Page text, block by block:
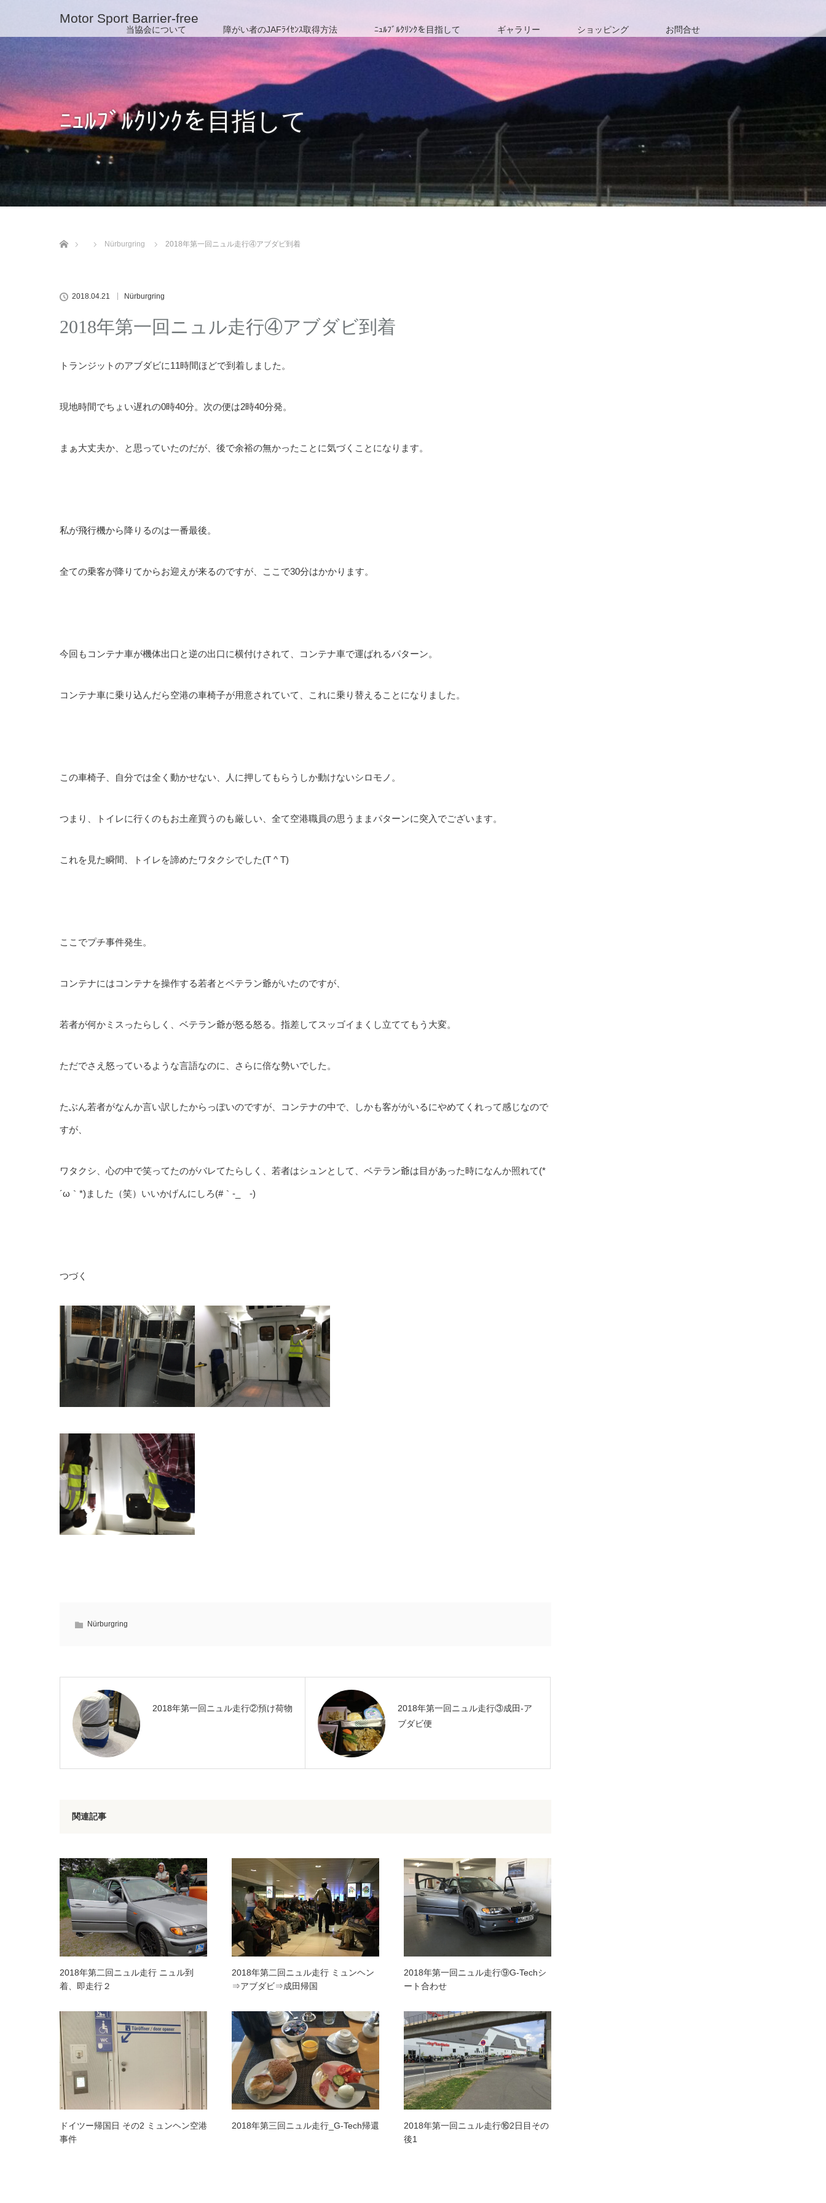
Motor Sport Barrier-free
当協会について 障がい者のJAFﾗｲｾﾝｽ取得方法 ﾆｭﾙﾌﾞﾙｸﾘﾝｸを目指して ギャラリー ショッピング お問合せ
ﾆｭﾙﾌﾞﾙｸﾘﾝｸを目指して
Nürburgring
2018年第一回ニュル走行④アブダビ到着
2018.04.21 Nürburgring
2018年第一回ニュル走行④アブダビ到着
トランジットのアブダビに11時間ほどで到着しました。
現地時間でちょい遅れの0時40分。次の便は2時40分発。
まぁ大丈夫か、と思っていたのだが、後で余裕の無かったことに気づくことになります。
私が飛行機から降りるのは一番最後。
全ての乗客が降りてからお迎えが来るのですが、ここで30分はかかります。
今回もコンテナ車が機体出口と逆の出口に横付けされて、コンテナ車で運ばれるパターン。
コンテナ車に乗り込んだら空港の車椅子が用意されていて、これに乗り替えることになりました。
この車椅子、自分では全く動かせない、人に押してもらうしか動けないシロモノ。
つまり、トイレに行くのもお土産買うのも厳しい、全て空港職員の思うままパターンに突入でございます。
これを見た瞬間、トイレを諦めたワタクシでした(T ^ T)
ここでプチ事件発生。
コンテナにはコンテナを操作する若者とベテラン爺がいたのですが、
若者が何かミスったらしく、ベテラン爺が怒る怒る。指差してスッゴイまくし立ててもう大変。
ただでさえ怒っているような言語なのに、さらに倍な勢いでした。
たぶん若者がなんか言い訳したからっぽいのですが、コンテナの中で、しかも客ががいるにやめてくれって感じなので
すが、
ワタクシ、心の中で笑ってたのがバレてたらしく、若者はシュンとして、ベテラン爺は目があった時になんか照れて(*
´ω｀*)ました（笑）いいかげんにしろ(#｀-_ゝ-)
つづく
Nürburgring
2018年第一回ニュル走行②預け荷物
2018年第一回ニュル走行③成田-ア
ブダビ便
関連記事
2018年第二回ニュル走行 ニュル到
着、即走行２
2018年第二回ニュル走行 ミュンヘン
⇒アブダビ⇒成田帰国
2018年第一回ニュル走行⑨G-Techシ
ート合わせ
ドイツー帰国日 その2 ミュンヘン空港
事件
2018年第三回ニュル走行_G-Tech帰還
2018年第一回ニュル走行⑯2日目その
後1